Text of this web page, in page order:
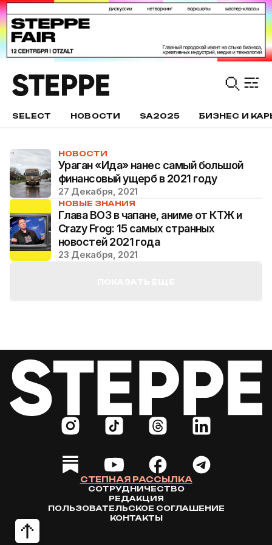
SELECT НОВОСТИ SA2025 БИЗНЕС И
НОВОСТИ
Ураган «Ида» нанес самый большой
финансовый ущерб в 2021 году
27 Декабря, 2021
НОВЫЕ ЗНАНИЯ
Глава ВОЗ в чапане, аниме от КТЖ и
Crazy Frog: 15 самых странных
новостей 2021 года
23 Декабря, 2021
СТЕПНАЯ РАССЫЛКА
СОТРУДНИЧЕСТВО
РЕДАКЦИЯ
ПОЛЬЗОВАТЕЛЬСКОЕ СОГЛАШЕНИЕ
КОНТАКТЫ